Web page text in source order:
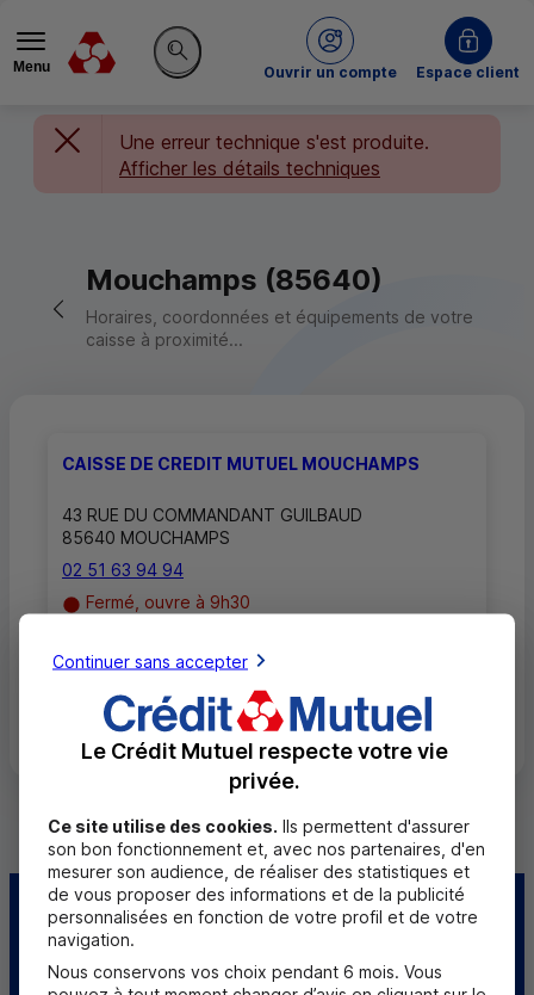
Menu
Rechercher sur le site
Ouvrir un compte
du Crédit MutuelEspace client
Une erreur technique s'est produite.
Afficher les détails techniques
Retour vers la page précédente
Mouchamps (85640)
Horaires, coordonnées et équipements de votre
caisse à proximité...
CAISSE DE CREDIT MUTUEL MOUCHAMPS
43 RUE DU COMMANDANT GUILBAUD
85640 MOUCHAMPS
02 51 63 94 94
Fermé, ouvre à 9h30
Toutes les localités
Centre d'aide Trouver une caisse
Sourds et
Continuer sans accepter
Le Crédit Mutuel respecte votre vie
privée.
Ce site utilise des cookies. Ils permettent d'assurer
son bon fonctionnement et, avec nos partenaires, d'en
mesurer son audience, de réaliser des statistiques et
de vous proposer des informations et de la publicité
personnalisées en fonction de votre profil et de votre
navigation.
Nous conservons vos choix pendant 6 mois. Vous